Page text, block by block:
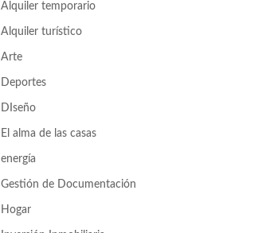
Alquiler temporario
Alquiler turístico
Arte
Deportes
DIseño
El alma de las casas
energía
Gestión de Documentación
Hogar